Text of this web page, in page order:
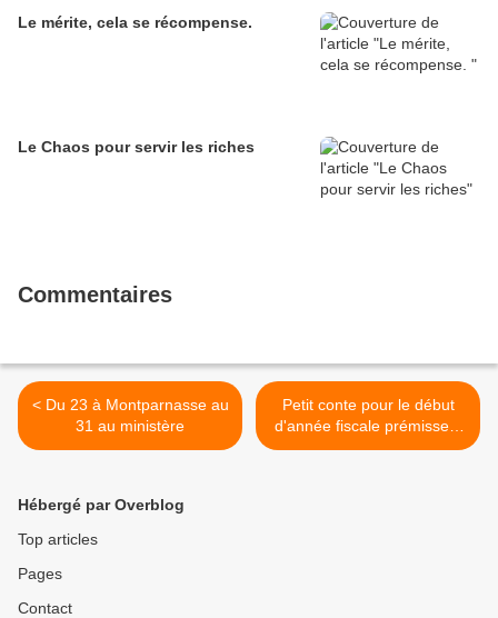
Le mérite, cela se récompense.
Le Chaos pour servir les riches
Commentaires
< Du 23 à Montparnasse au
31 au ministère
Petit conte pour le début
d'année fiscale prémisse à
des pré-comptes en cours.
Hébergé par Overblog
Top articles
Pages
Contact